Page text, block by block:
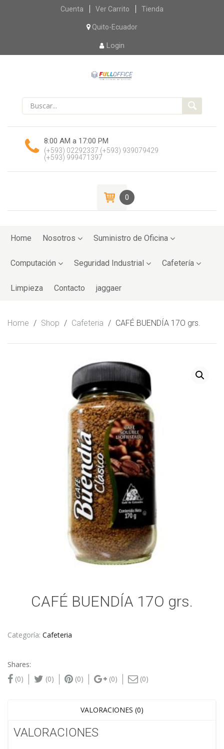
Skip
content
Cuenta Ver Carrito Tienda
Quito-Ecuador
Login
8:00 AM a 17:00 PM
(+593) 02292337 (+593) 939079429
(+593) 999471397
0
toHome Nosotros Suministro de Oficina
Computación Seguridad Industrial Cafetería
Limpieza Contacto jaggaer
Home / Shop / Cafeteria / CAFÉ BUENDÍA 17O grs.
CAFÉ BUENDÍA 17O grs.
Categoría: Cafeteria
Shares:
(0)
(0) (0) (0) (0)
VALORACIONES (0)
VALORACIONES